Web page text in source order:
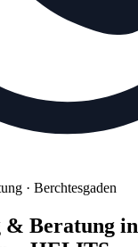
· Berchtesgaden
Beratung in